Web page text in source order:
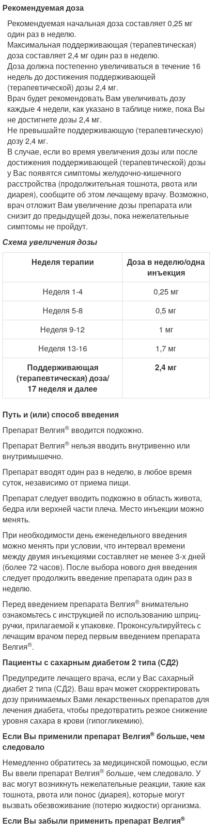
Рекомендуемая доза
Рекомендуемая начальная доза составляет 0,25 мг
один раз в неделю.
Максимальная поддерживающая (терапевтическая)
доза составляет 2,4 мг один раз в неделю.
Доза должна постепенно увеличиваться в течение 16
недель до достижения поддерживающей
(терапевтической) дозы 2,4 мг.
Врач будет рекомендовать Вам увеличивать дозу
каждые 4 недели, как указано в таблице ниже, пока Вы
не достигнете дозы 2,4 мг.
Не превышайте поддерживающую (терапевтическую)
дозу 2,4 мг.
В случае, если во время увеличения дозы или после
достижения поддерживающей (терапевтической) дозы
у Вас появятся симптомы желудочно-кишечного
расстройства (продолжительная тошнота, рвота или
диарея), сообщите об этом лечащему врачу. Возможно,
врач отложит Вам увеличение дозы препарата или
снизит до предыдущей дозы, пока нежелательные
симптомы не пройдут.
Схема увеличения дозы
Неделя терапии
Доза в неделю/одна
инъекция
Неделя 1-4
0,25 мг
Неделя 5-8
0,5 мг
Неделя 9-12
1 мг
Неделя 13-16
1,7 мг
Поддерживающая
(терапевтическая) доза/
17 неделя и далее
2,4 мг
Путь и (или) способ введения
Препарат Велгия® вводится подкожно.
Препарат Велгия® нельзя вводить внутривенно или
внутримышечно.
Препарат вводят один раз в неделю, в любое время
суток, независимо от приема пищи.
Препарат следует вводить подкожно в область живота,
бедра или верхней части плеча. Место инъекции можно
менять.
При необходимости день еженедельного введения
можно менять при условии, что интервал времени
между двумя инъекциями составляет не менее 3-х дней
(более 72 часов). После выбора нового дня введения
следует продолжить введение препарата один раз в
неделю.
Перед введением препарата Велгия® внимательно
ознакомьтесь с инструкцией по использованию шприц-
ручки, прилагаемой к упаковке. Проконсультируйтесь с
лечащим врачом перед первым введением препарата
Велгия®.
Пациенты с сахарным диабетом 2 типа (СД2)
Предупредите лечащего врача, если у Вас сахарный
диабет 2 типа (СД2). Ваш врач может скорректировать
дозу принимаемых Вами лекарственных препаратов для
лечения диабета, чтобы предотвратить резкое снижение
уровня сахара в крови (гипогликемию).
Если Вы применили препарат Велгия® больше, чем
следовало
Немедленно обратитесь за медицинской помощью, если
Вы ввели препарат Велгия® больше, чем следовало. У
вас могут возникнуть нежелательные реакции, такие как
тошнота, рвота или понос (диарея), которые могут
вызвать обезвоживание (потерю жидкости) организма.
Если Вы забыли применить препарат Велгия®